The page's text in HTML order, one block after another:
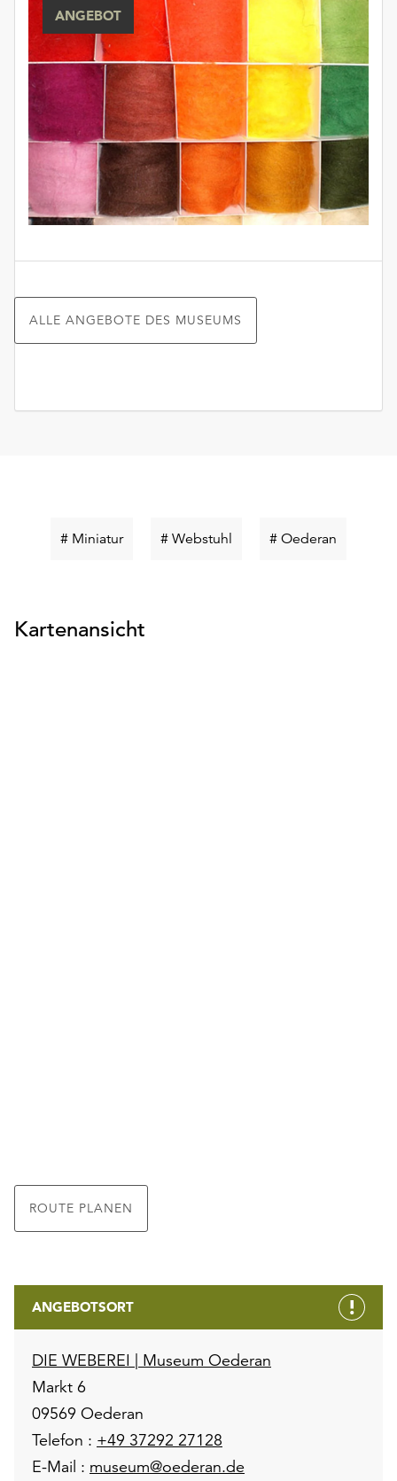
ANGEBOT
ALLE ANGEBOTE DES MUSEUMS
# MiniaturSchlüsselwort
# Webstuhl Schlüsselwort
# Oederan
Kartenansicht
ROUTE PLANEN
ANGEBOTSORT
DIE WEBEREI | Museum Oederan
Markt 6
09569 Oederan
Telefon : +49 37292 27128
E-Mail : museum@oederan.de